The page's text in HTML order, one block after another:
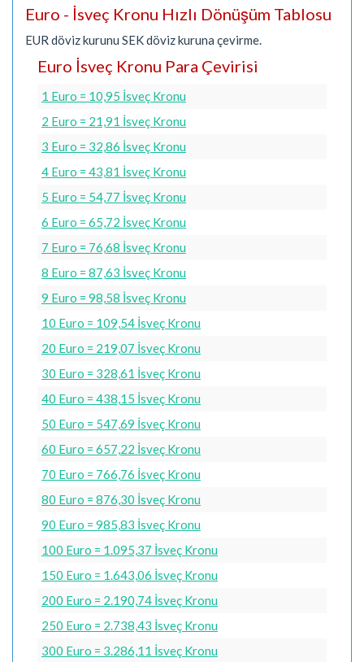
Euro - İsveç Kronu Hızlı Dönüşüm Tablosu
EUR döviz kurunu SEK döviz kuruna çevirme.
Euro İsveç Kronu Para Çevirisi
1 Euro = 10,95 İsveç Kronu
2 Euro = 21,91 İsveç Kronu
3 Euro = 32,86 İsveç Kronu
4 Euro = 43,81 İsveç Kronu
5 Euro = 54,77 İsveç Kronu
6 Euro = 65,72 İsveç Kronu
7 Euro = 76,68 İsveç Kronu
8 Euro = 87,63 İsveç Kronu
9 Euro = 98,58 İsveç Kronu
10 Euro = 109,54 İsveç Kronu
20 Euro = 219,07 İsveç Kronu
30 Euro = 328,61 İsveç Kronu
40 Euro = 438,15 İsveç Kronu
50 Euro = 547,69 İsveç Kronu
60 Euro = 657,22 İsveç Kronu
70 Euro = 766,76 İsveç Kronu
80 Euro = 876,30 İsveç Kronu
90 Euro = 985,83 İsveç Kronu
100 Euro = 1.095,37 İsveç Kronu
150 Euro = 1.643,06 İsveç Kronu
200 Euro = 2.190,74 İsveç Kronu
250 Euro = 2.738,43 İsveç Kronu
300 Euro = 3.286,11 İsveç Kronu